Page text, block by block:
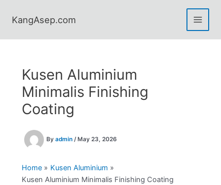
KangAsep.com
Kusen Aluminium
Minimalis Finishing
Coating
By admin / May 23, 2026
Home
Kusen Aluminium
Kusen Aluminium Minimalis Finishing Coating